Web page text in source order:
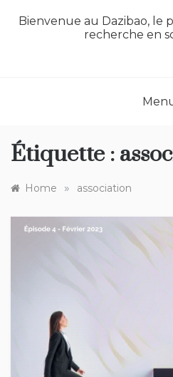
Bienvenue au Dazibao, le
recherche en
Étiquette :
Home » association